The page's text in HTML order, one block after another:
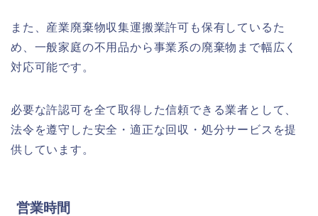
また、産業廃棄物収集運搬業許可も保有しているた
め、一般家庭の不用品から事業系の廃棄物まで幅広く
対応可能です。
必要な許認可を全て取得した信頼できる業者として、
法令を遵守した安全・適正な回収・処分サービスを提
供しています。
営業時間